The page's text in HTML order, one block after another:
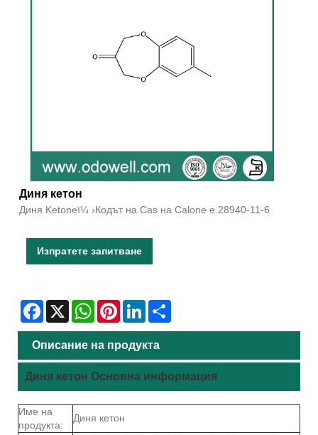
Диня кетон
Диня Ketoneï¼ ›Кодът на Cas на Calone е 28940-11-6
Изпратете запитване
Facebook
X WhatsAppPinterestLinkedIn
Описание на продукта
Диня кетон Основна информация
Име на
продукта:
Диня кетон